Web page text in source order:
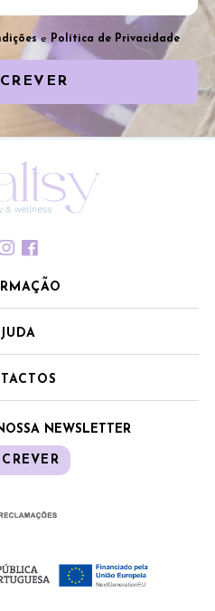
e Política de Privacidade
NEWSLETTER